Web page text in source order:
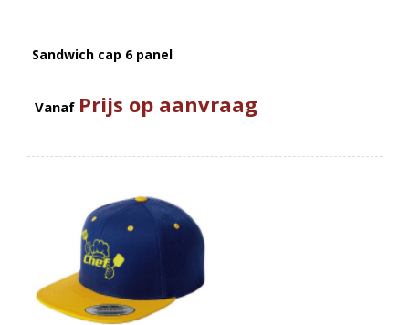
Sandwich cap 6 panel
Vanaf Prijs op aanvraag